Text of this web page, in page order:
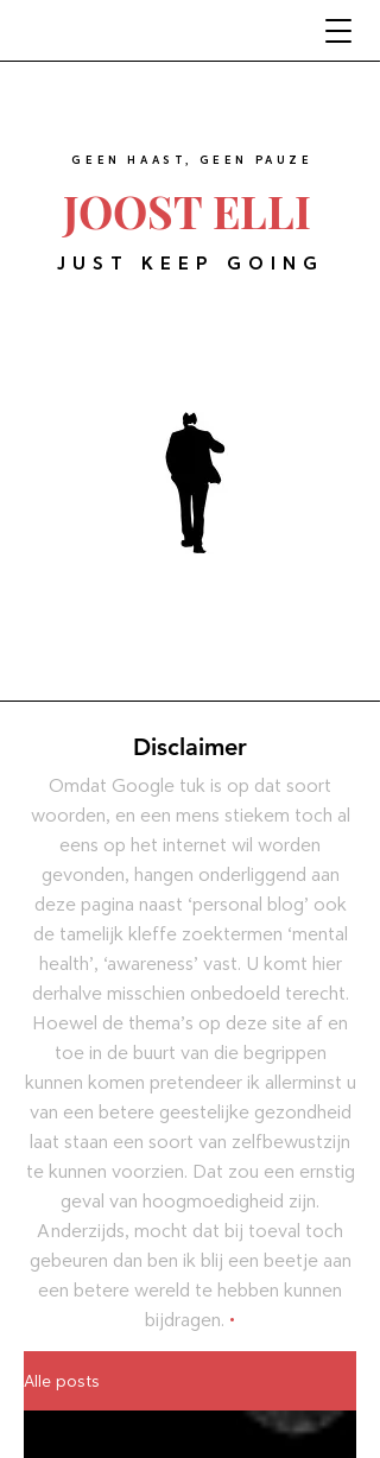
JOOST ELLI
GEEN HAAST, GEEN PAUZE
JUST KEEP GOING
Disclaimer
Omdat Google tuk is op dat soort
woorden, en een mens stiekem toch al
eens op het internet wil worden
gevonden, hangen onderliggend aan
deze pagina naast ‘personal blog’ ook
de tamelijk kleffe zoektermen ‘mental
health’, ‘awareness’ vast. U komt hier
derhalve misschien onbedoeld terecht.
Hoewel de thema’s op deze site af en
toe in de buurt van die begrippen
kunnen komen pretendeer ik allerminst u
van een betere geestelijke gezondheid
laat staan een soort van zelfbewustzijn
te kunnen voorzien. Dat zou een ernstig
geval van hoogmoedigheid zijn.
Anderzijds, mocht dat bij toeval toch
gebeuren dan ben ik blij een beetje aan
een betere wereld te hebben kunnen
bijdragen. •
Alle posts